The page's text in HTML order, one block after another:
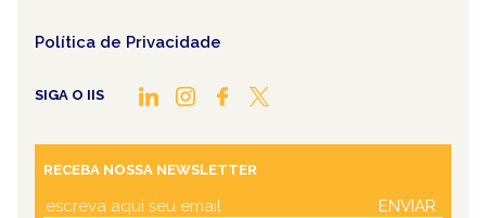
Política de Privacidade
SIGA O IIS
RECEBA NOSSA NEWSLETTER
ENVIAR